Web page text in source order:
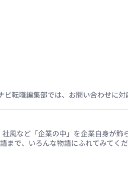
転職編集部では、お問い合わせに対
風など「企業の中」を企業自身が飾
で、いろんな物語にふれてみてくだ